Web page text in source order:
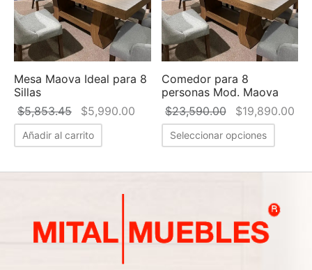
Mesa Maova Ideal para 8
Sillas
$5,853.45
El precio
original
era:
$5,990.00
El precio
actual es:
$5,990.00.
Añadir al carrito
Comedor para 8
personas Mod. Maova
$23,590.00
El precio
original era:
$23,590.00.
$19,890.00
Seleccionar opciones
Seat
ocasional
Cama
para comedor
para comedor
doble